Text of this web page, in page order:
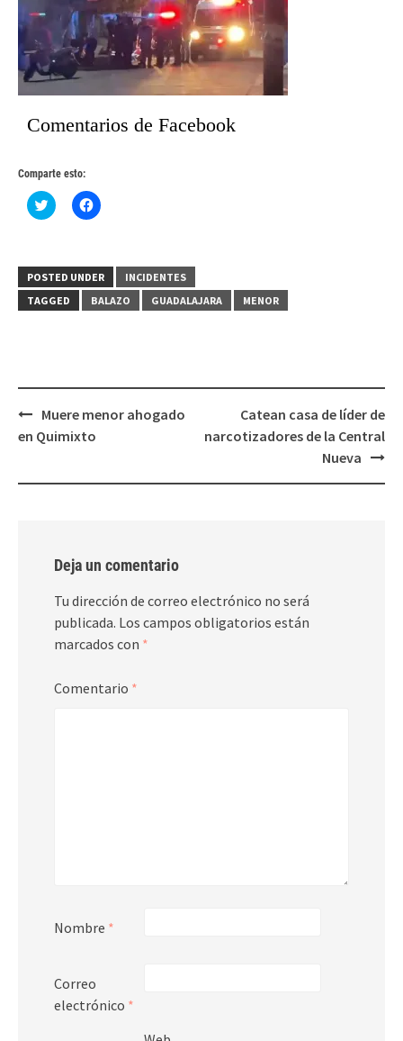
Comentarios de Facebook
Comparte esto:
Haz
clic
(Se
abre
en
una
Haz
clic
(Se
abre
en
una
POSTED UNDER
INCIDENTES
TAGGED
BALAZO GUADALAJARA MENOR
Post
navigation
Muere menor ahogado
en Quimixto
Catean casa de líder de
narcotizadores de la Central
Nueva
Deja un comentario
Tu dirección de correo electrónico no será
publicada. Los campos obligatorios están
marcados con *
Comentario *
Nombre *
Correo
electrónico *